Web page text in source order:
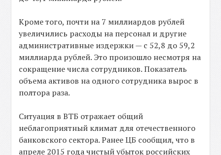
Кроме того, почти на 7 миллиардов рублей
увеличились расходы на персонал и другие
административные издержки — с 52,8 до 59,2
миллиарда рублей. Это произошло несмотря на
сокращение числа сотрудников. Показатель
объема активов на одного сотрудника вырос в
полтора раза.
Ситуация в ВТБ отражает общий
неблагоприятный климат для отечественного
банковского сектора. Ранее ЦБ сообщил, что в
апреле 2015 года чистый убыток российских